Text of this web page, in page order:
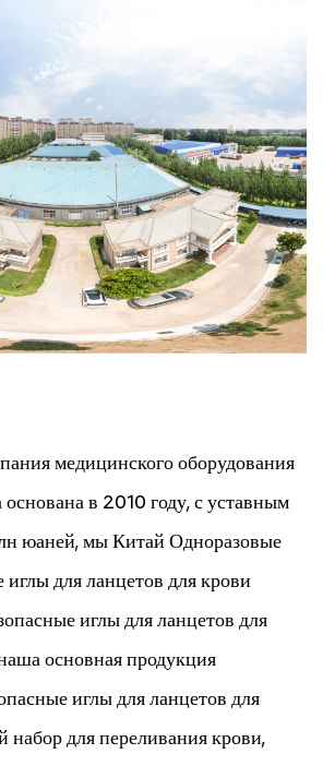
медицинского оборудования
в 2010 году, с уставным
юаней, мы Китай Одноразовые
иглы для ланцетов для крови
иглы для ланцетов для
наша основная продукция
иглы для ланцетов для
набор для переливания крови,